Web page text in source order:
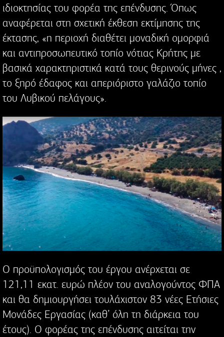
ιδιοκτησίας του φορέα της επένδυσης. Όπως
αναφέρεται στη σχετική έκθεση εκτίμησης της
έκτασης, «η περιοχή διαθέτει μοναδική ομορφιά
και αντιπροσωπευτικό τοπίο νότιας Κρήτης με
βασικά χαρακτηριστικά κατά τους θερινούς μήνες ,
το ξηρό έδαφος και απεριόριστο γαλάζιο τοπίο
του Λυβικού πελάγους».
Ο προϋπολογισμός του έργου ανέρχεται σε
121,11 εκατ. ευρώ πλέον του αναλογούντος ΦΠΑ
και θα δημιουργήσει τουλάχιστον 83 νέες Ετήσιες
Μονάδες Εργασίας (καθ’ όλη τη διάρκεια του
έτους). Ο φορέας της επένδυσης αιτείται την